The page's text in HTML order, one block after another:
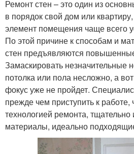
Ремонт стен – это один из
в порядок свой дом или
элемент помещения чаще всего
По этой причине к способам и
стен предъявляются
Замаскировать незначительные
потолка или пола несложно, а
фокус уже не пройдет.
прежде чем приступить к работе,
технологией ремонта,
материалы, идеально